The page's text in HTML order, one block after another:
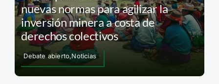
nuevas normas para agilizar la
inversión minera a costa de
derechos colectivos
Debate abierto,Noticias